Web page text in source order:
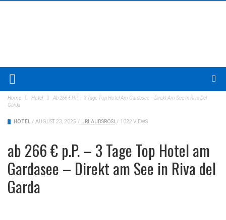
Home Hotel
Ab 266 € P.P. – 3 Tage Top Hotel Am Gardasee – Direkt Am See In Riva Del
Garda
HOTEL / AUGUST 23, 2025 / URLAUBSROSI / 1022 VIEWS
ab 266 € p.P. – 3 Tage Top Hotel am
Gardasee – Direkt am See in Riva del
Garda